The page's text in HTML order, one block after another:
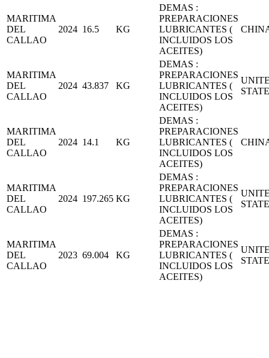
MARITIMA
DEL
CALLAO
2024 16.5 KG
DEMAS :
PREPARACIONES
LUBRICANTES (
INCLUIDOS LOS
ACEITES)
MARITIMA
DEL
CALLAO
2024 43.837 KG
DEMAS :
PREPARACIONES
LUBRICANTES (
INCLUIDOS LOS
ACEITES)
MARITIMA
DEL
CALLAO
2024 14.1 KG
DEMAS :
PREPARACIONES
LUBRICANTES (
INCLUIDOS LOS
ACEITES)
MARITIMA
DEL
CALLAO
2024 197.265 KG
DEMAS :
PREPARACIONES
LUBRICANTES (
INCLUIDOS LOS
ACEITES)
MARITIMA
DEL
CALLAO
2023 69.004 KG
DEMAS :
PREPARACIONES
LUBRICANTES (
INCLUIDOS LOS
ACEITES)